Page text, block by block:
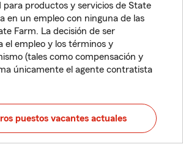
para productos y servicios de State
en un empleo con ninguna de las
Farm. La decisión de ser
el empleo y los términos y
(tales como compensación y
únicamente el agente contratista
puestos vacantes actuales